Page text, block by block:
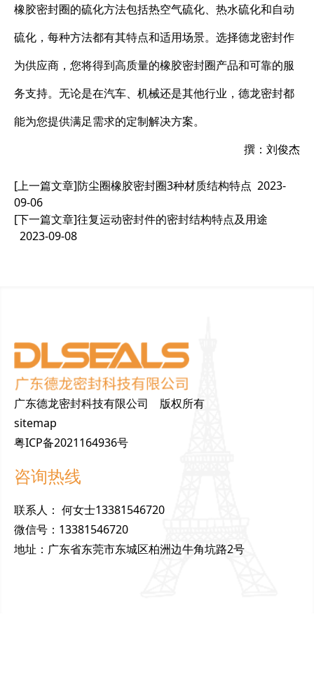
橡胶密封圈的硫化方法包括热空气硫化、热水硫化和自动
硫化，每种方法都有其特点和适用场景。选择德龙密封作
为供应商，您将得到高质量的橡胶密封圈产品和可靠的服
务支持。无论是在汽车、机械还是其他行业，德龙密封都
能为您提供满足需求的定制解决方案。
撰：刘俊杰
[上一篇文章]防尘圈橡胶密封圈3种材质结构特点 2023-
09-06
[下一篇文章]往复运动密封件的密封结构特点及用途
2023-09-08
广东德龙密封科技有限公司 版权所有
sitemap
粤ICP备2021164936号
咨询热线
联系人 ： 何女士13381546720
微信号 ： 13381546720
地址 ： 广东省东莞市东城区柏洲边牛角坑路2号